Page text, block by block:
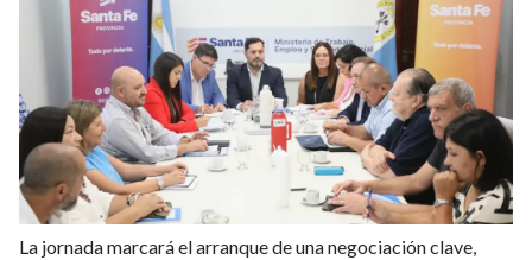
La jornada marcará el arranque de una negociación clave,